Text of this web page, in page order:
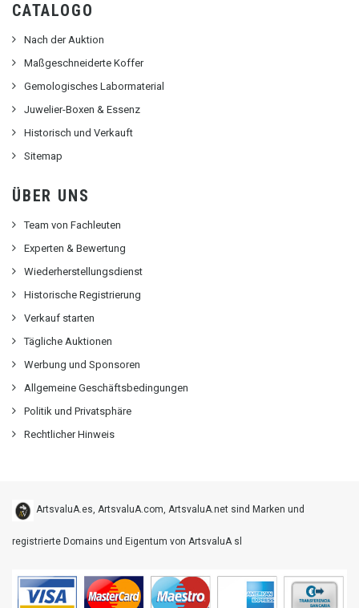
CATALOGO
Nach der Auktion
Maßgeschneiderte Koffer
Gemologisches Labormaterial
Juwelier-Boxen & Essenz
Historisch und Verkauft
Sitemap
ÜBER UNS
Team von Fachleuten
Experten & Bewertung
Wiederherstellungsdienst
Historische Registrierung
Verkauf starten
Tägliche Auktionen
Werbung und Sponsoren
Allgemeine Geschäftsbedingungen
Politik und Privatsphäre
Rechtlicher Hinweis
ArtsvaluA.es, ArtsvaluA.com, ArtsvaluA.net sind Marken und
registrierte Domains und Eigentum von ArtsvaluA sl